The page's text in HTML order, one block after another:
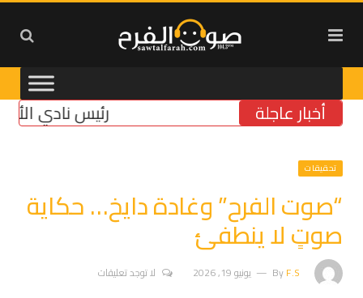
أخبار عاجلة رئيس نادي الأنصار
تحقيقات
“صوت الفرح” وغادة دايخ… حكاية
صوتٍ لا ينطفئ
ByF.S يونيو 19, 2026 لا توجد تعليقات